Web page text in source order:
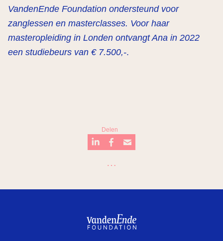
VandenEnde Foundation ondersteund voor
zanglessen en masterclasses. Voor haar
masteropleiding in Londen ontvangt Ana in 2022
een studiebeurs van € 7.500,-.
Delen
…